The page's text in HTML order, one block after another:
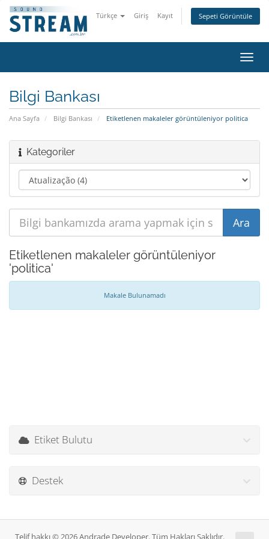
Türkçe Giriş Kayıt Sepeti Görüntüle
Bilgi Bankası
Ana Sayfa Bilgi Bankası Etiketlenen makaleler görüntüleniyor politica
Kategoriler
Etiketlenen makaleler görüntüleniyor
'politica'
Makale Bulunamadı
Etiket Bulutu
Destek
Telif hakkı © 2026 Andrade Developer. Tüm Hakları Saklıdır.